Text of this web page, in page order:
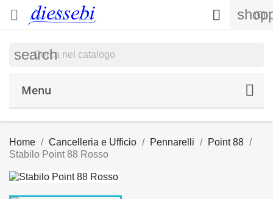
 (0)

search
Menu
Home Cancelleria e Ufficio Pennarelli
Point 88
Stabilo Point 88 Rosso